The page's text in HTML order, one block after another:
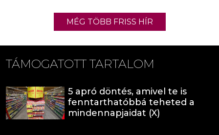
MÉG TÖBB FRISS HÍR
TÁMOGATOTT TARTALOM
5 apró döntés, amivel te is
fenntarthatóbbá teheted a
mindennapjaidat (X)